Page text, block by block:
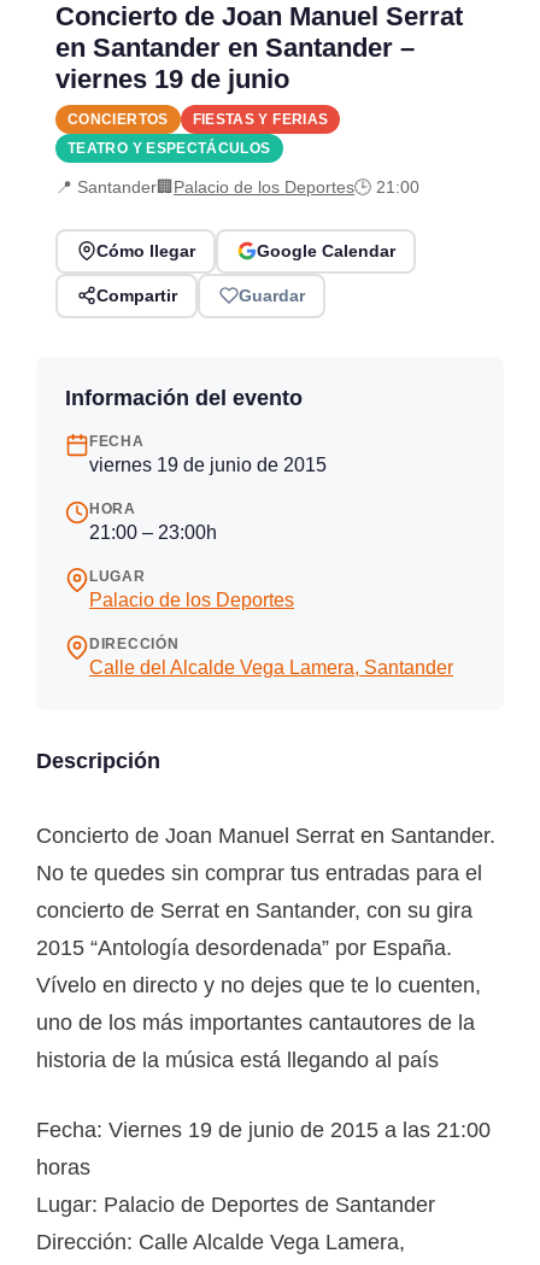
Concierto de Joan Manuel Serrat
en Santander en Santander –
viernes 19 de junio
CONCIERTOS
FIESTAS Y FERIAS
TEATRO Y ESPECTÁCULOS
📍 Santander🏢 Palacio de los Deportes🕒 21:00
Cómo llegar Google Calendar
Compartir Guardar
Información del evento
FECHA
viernes 19 de junio de 2015
HORA
21:00 – 23:00h
LUGAR
Palacio de los Deportes
DIRECCIÓN
Calle del Alcalde Vega Lamera, Santander
Descripción
Concierto de Joan Manuel Serrat en Santander.
No te quedes sin comprar tus entradas para el
concierto de Serrat en Santander, con su gira
2015 “Antología desordenada” por España.
Vívelo en directo y no dejes que te lo cuenten,
uno de los más importantes cantautores de la
historia de la música está llegando al país
Fecha: Viernes 19 de junio de 2015 a las 21:00
horas
Lugar: Palacio de Deportes de Santander
Dirección: Calle Alcalde Vega Lamera,